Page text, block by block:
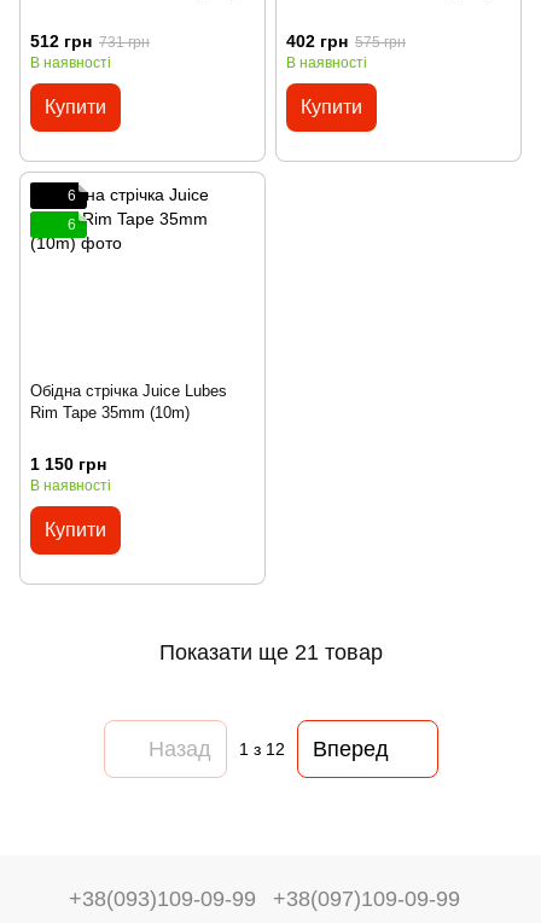
512 грн 731 грн
В наявності
Купити
402 грн 575 грн
В наявності
Купити
6
6
Обідна стрічка Juice Lubes
Rim Tape 35mm (10m)
1 150 грн
В наявності
Купити
Показати ще 21 товар
Назад 1з 12 Вперед
+38(093)109-09-99 +38(097)109-09-99